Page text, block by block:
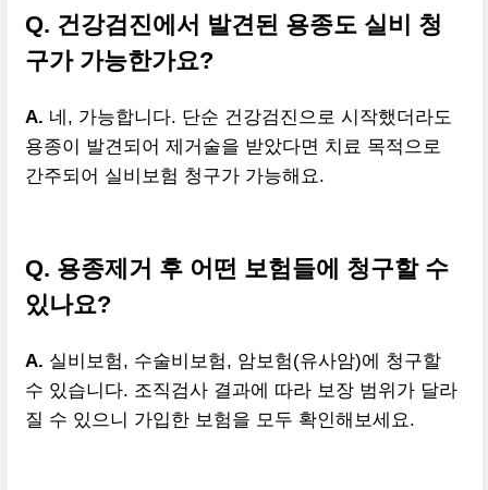
Q. 건강검진에서 발견된 용종도 실비 청
구가 가능한가요?
A. 네, 가능합니다. 단순 건강검진으로 시작했더라도
용종이 발견되어 제거술을 받았다면 치료 목적으로
간주되어 실비보험 청구가 가능해요.
Q. 용종제거 후 어떤 보험들에 청구할 수
있나요?
A. 실비보험, 수술비보험, 암보험(유사암)에 청구할
수 있습니다. 조직검사 결과에 따라 보장 범위가 달라
질 수 있으니 가입한 보험을 모두 확인해보세요.